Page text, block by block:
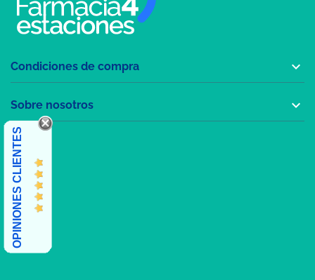
Condiciones de compra 
Sobre nosotros 
OPINIONES CLIENTES